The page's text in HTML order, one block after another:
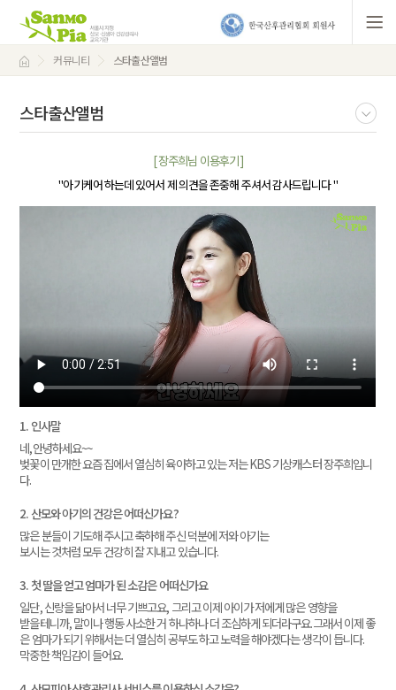
커뮤니티 스타출산앨범
스타출산앨범
[ 장주희님 이용후기 ]
"아기케어 하는데 있어서 제 의견을 존중해 주셔서 감사드립니다 "
1. 인사말
네,안녕하세요~~
벚꽃이 만개한 요즘 집에서 열심히 육아하고 있는 저는 KBS 기상캐스터 장주희입니
다.
2. 산모와 아기의 건강은 어떠신가요?
많은 분들이 기도해 주시고 축하해 주신 덕분에 저와 아기는
보시는 것처럼 모두 건강히 잘 지내고 있습니다.
3. 첫 딸을 얻고 엄마가 된 소감은 어떠신가요
일단, 신랑을 닮아서 너무 기쁘고요, 그리고 이제 아이가 저에게 많은 영향을
받을테니까, 말이나 행동 사소한 거 하나하나 더 조심하게 되더라구요.그래서 이제 좋
은 엄마가 되기 위해서는 더 열심히 공부도 하고 노력을 해야겠다는 생각이 듭니다.
막중한 책임감이 들어요.